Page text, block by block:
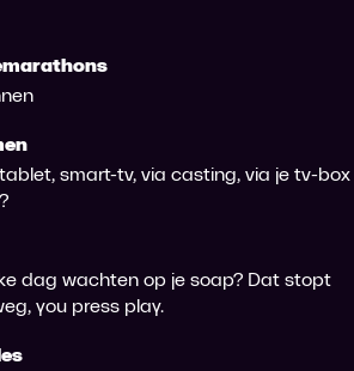
smart-tv, via casting, via je tv-box
dag wachten op je soap? Dat stopt
you press play.